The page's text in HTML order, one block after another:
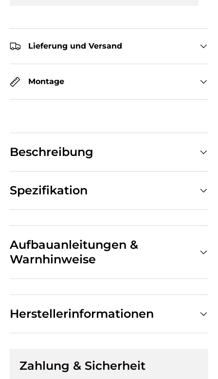
Lieferung und Versand
Montage
Beschreibung
Spezifikation
Aufbauanleitungen &
Warnhinweise
Herstellerinformationen
Zahlung & Sicherheit